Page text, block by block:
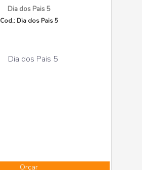
Dia dos Pais 5
Cod.: Dia dos Pais 5
Orçar